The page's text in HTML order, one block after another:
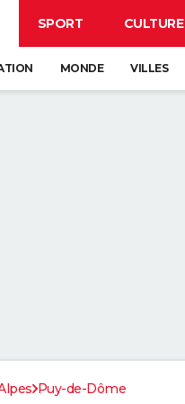
SPORT CULTURE
MONDE VILLES
Puy-de-Dôme